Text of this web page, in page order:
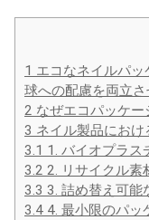
1 エコなネイルパ
球への配慮を両立
2 なぜエコパッケ
3 ネイル製品にお
3.1 1. バイオプラス
3.2 2. リサイクル素
3.3 3. 詰め替え可能
3.4 4. 最小限のパッ